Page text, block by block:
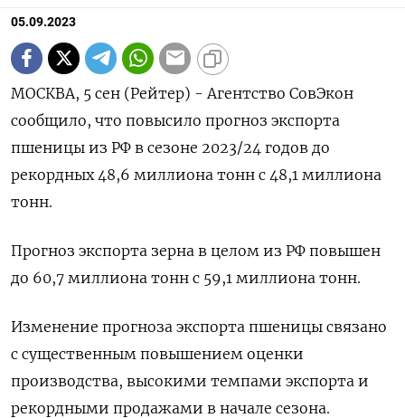
05.09.2023
МОСКВА, 5 сен (Рейтер) - Агентство СовЭкон
сообщило, что повысило прогноз экспорта
пшеницы из РФ в сезоне 2023/24 годов до
рекордных 48,6 миллиона тонн с 48,1 миллиона
тонн.
Прогноз экспорта зерна в целом из РФ повышен
до 60,7 миллиона тонн с 59,1 миллиона тонн.
Изменение прогноза экспорта пшеницы связано
с существенным повышением оценки
производства, высокими темпами экспорта и
рекордными продажами в начале сезона.